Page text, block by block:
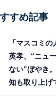
すめ記事
「マスコミ
英孝、“ニュ
ない”ぼやき
知も取り上げ